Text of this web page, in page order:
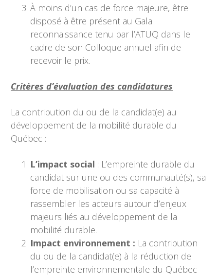
À moins d’un cas de force majeure, être
disposé à être présent au Gala
reconnaissance tenu par l’ATUQ dans le
cadre de son Colloque annuel afin de
recevoir le prix.
Critères d’évaluation des candidatures
La contribution du ou de la candidat(e) au
développement de la mobilité durable du
Québec :
L’impact social : L’empreinte durable du
candidat sur une ou des communauté(s), sa
force de mobilisation ou sa capacité à
rassembler les acteurs autour d’enjeux
majeurs liés au développement de la
mobilité durable.
Impact environnement : La contribution
du ou de la candidat(e) à la réduction de
l’empreinte environnementale du Québec